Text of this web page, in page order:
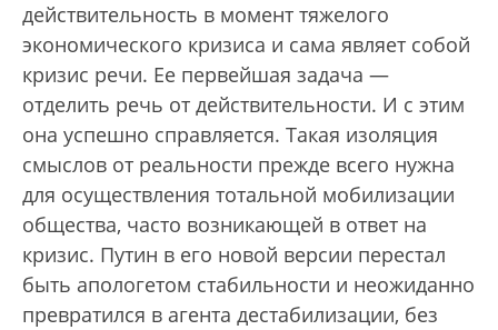
действительность в момент тяжелого
экономического кризиса и сама являет собой
кризис речи. Ее первейшая задача —
отделить речь от действительности. И с этим
она успешно справляется. Такая изоляция
смыслов от реальности прежде всего нужна
для осуществления тотальной мобилизации
общества, часто возникающей в ответ на
кризис. Путин в его новой версии перестал
быть апологетом стабильности и неожиданно
превратился в агента дестабилизации, без